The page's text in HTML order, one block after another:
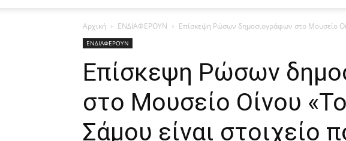
Αρχική ΕΝΔΙΑΦΕΡΟΥΝ Επίσκεψη Ρώσων δημοσιογράφων στο Μουσείο
ΕΝΔΙΑΦΕΡΟΥΝ
Επίσκεψη Ρώσων
στο Μουσείο Οίνου
Σάμου είναι στοιχείο